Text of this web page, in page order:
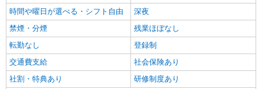
キープ 詳細を見る
派遣社員
株式会社kotrio /●SZ-H-1957028
高塚駅★シフト柔軟で長く働きやすいシニア向
けマンション
時給1500円〜2125円 ＜日払い有/週払い有/交
時間や曜日が選べる・シフト自由
深夜
禁煙・分煙
残業ほぼなし
転勤なし
登録制
交通費支給
社会保険あり
社割・特典あり
研修制度あり